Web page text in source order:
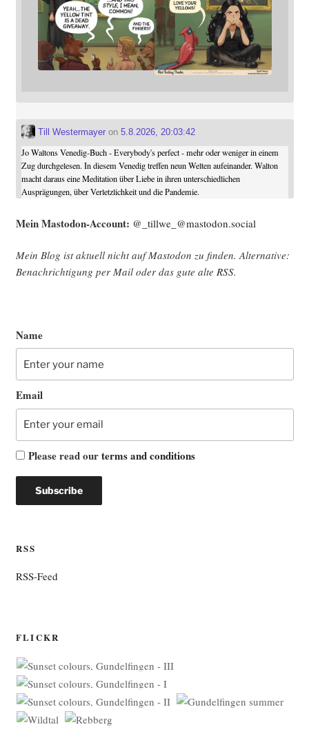
Till Westermayeron 5.8.2026, 20:03:42
Jo Waltons Venedig-Buch - Everybody's perfect - mehr oder weniger in einem
Zug durchgelesen. In diesem Venedig treffen neun Welten aufeinander. Walton
macht daraus eine Meditation über Liebe in ihren unterschiedlichen
Ausprägungen, über Verletzlichkeit und die Pandemie.
Mein Mast­o­don-Account: @_tillwe_@mastodon.social
Mein Blog ist aktu­ell nicht auf Mast­o­don zu fin­den. Alter­na­ti­ve:
Benach­rich­ti­gung per Mail oder das gute alte RSS.
Name
Email
Please read ourterms and conditions
RSS
RSS-Feed
FLICKR